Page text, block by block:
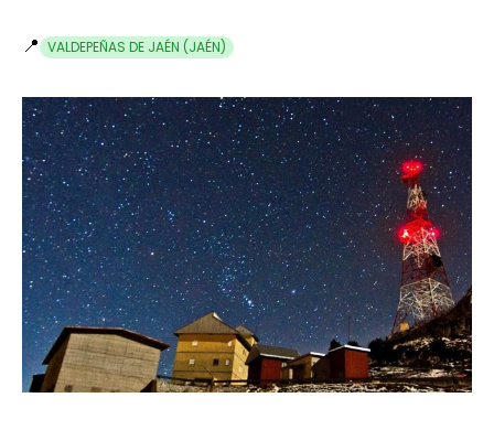
📍 VALDEPEÑAS DE JAÉN (JAÉN)